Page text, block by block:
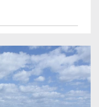
de aguacate en